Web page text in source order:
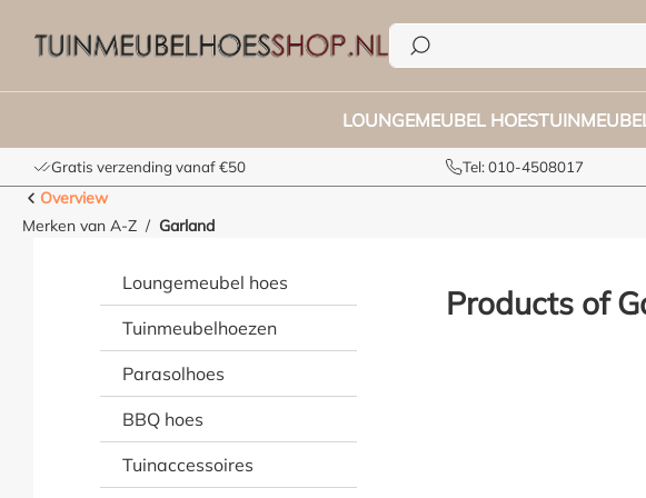
LOUNGEMEUBEL HOES
Gratis verzending vanaf €50 Tel: 010-4508017
Overview
Merken van A-Z
Garland
Loungemeubel hoes
Tuinmeubelhoezen
Parasolhoes
BBQ hoes
Tuinaccessoires
Products of